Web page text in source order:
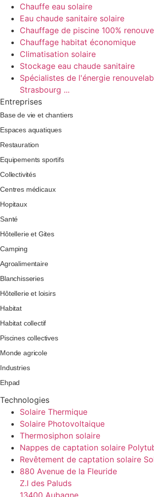
Chauffe eau solaire
Eau chaude sanitaire solaire
Chauffage de piscine 100%
Chauffage habitat économique
Climatisation solaire
Stockage eau chaude sanitaire
Spécialistes de l'énergie
Strasbourg ...
Entreprises
Base de vie et chantiers
Espaces aquatiques
Restauration
Equipements sportifs
Collectivités
Centres médicaux
Hopitaux
Santé
Hôtellerie et Gites
Camping
Agroalimentaire
Blanchisseries
Hôtellerie et loisirs
Habitat
Habitat collectif
Piscines collectives
Monde agricole
Industries
Ehpad
Technologies
Solaire Thermique
Solaire Photovoltaique
Thermosiphon solaire
Nappes de captation solaire
Revêtement de captation solaire
880 Avenue de la Fleuride
Z.I des Paluds
13400 Aubagne